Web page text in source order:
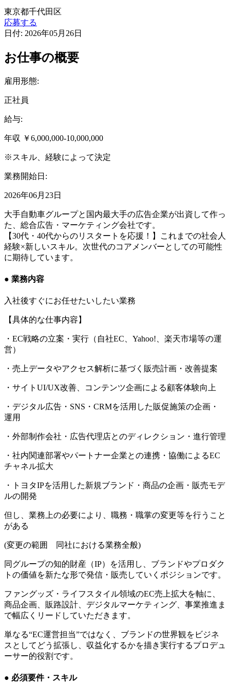
東京都千代田区
応募する
日付: 2026年05月26日
お仕事の概要
雇用形態:
正社員
給与:
年収 ￥6,000,000-10,000,000
※スキル、経験によって決定
業務開始日:
2026年06月23日
大手自動車グループと国内最大手の広告企業が出資して作っ
た、総合広告・マーケティング会社です。
【30代・40代からのリスタートを応援！】これまでの社会人
経験×新しいスキル。次世代のコアメンバーとしての可能性
に期待しています。
● 業務内容​
入社後すぐにお任せたいしたい業務
【具体的な仕事内容】
・EC戦略の立案・実行（自社EC、Yahoo!、楽天市場等の運
営）
・売上データやアクセス解析に基づく販売計画・改善提案
・サイトUI/UX改善、コンテンツ企画による顧客体験向上
・デジタル広告・SNS・CRMを活用した販促施策の企画・
運用
・外部制作会社・広告代理店とのディレクション・進行管理
・社内関連部署やパートナー企業との連携・協働によるEC
チャネル拡大
・トヨタIPを活用した新規ブランド・商品の企画・販売モデ
ルの開発
但し、業務上の必要により、職務・職掌の変更等を行うこと
がある
(変更の範囲 同社における業務全般)
同グループの知的財産（IP）を活用し、ブランドやプロダク
トの価値を新たな形で発信・販売していくポジションです。
ファングッズ・ライフスタイル領域のEC売上拡大を軸に、
商品企画、販路設計、デジタルマーケティング、事業推進ま
で幅広くリードしていただきます。
単なる“EC運営担当”ではなく、ブランドの世界観をビジネ
スとしてどう拡張し、収益化するかを描き実行するプロデュ
ーサー的役割です。
● 必須要件・スキル